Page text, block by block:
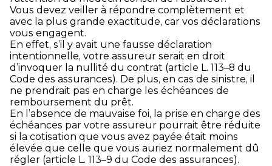
Vous devez veiller à répondre complètement et
avec la plus grande exactitude, car vos déclarations
vous engagent.
En effet, s’il y avait une fausse déclaration
intentionnelle, votre assureur serait en droit
d’invoquer la nullité du contrat (article L. 113–8 du
Code des assurances). De plus, en cas de sinistre, il
ne prendrait pas en charge les échéances de
remboursement du prêt.
En l’absence de mauvaise foi, la prise en charge des
échéances par votre assureur pourrait être réduite
si la cotisation que vous avez payée était moins
élevée que celle que vous auriez normalement dû
régler (article L. 113–9 du Code des assurances).